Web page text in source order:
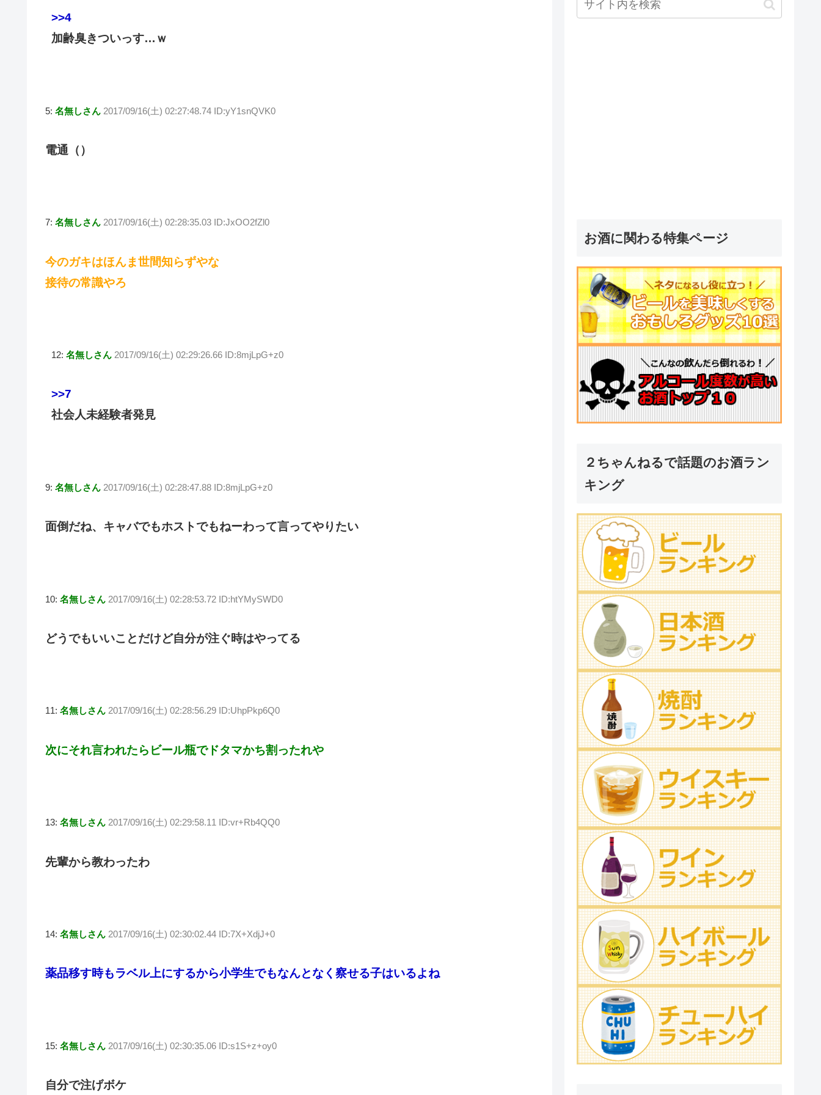
>>4
加齢臭きついっす…ｗ
5: 名無しさん 2017/09/16(土) 02:27:48.74 ID:yY1snQVK0
電通（）
7: 名無しさん 2017/09/16(土) 02:28:35.03 ID:JxOO2fZl0
今のガキはほんま世間知らずやな
接待の常識やろ
12: 名無しさん 2017/09/16(土) 02:29:26.66 ID:8mjLpG+z0
>>7
社会人未経験者発見
9: 名無しさん 2017/09/16(土) 02:28:47.88 ID:8mjLpG+z0
面倒だね、キャバでもホストでもねーわって言ってやりたい
10: 名無しさん 2017/09/16(土) 02:28:53.72 ID:htYMySWD0
どうでもいいことだけど自分が注ぐ時はやってる
11: 名無しさん 2017/09/16(土) 02:28:56.29 ID:UhpPkp6Q0
次にそれ言われたらビール瓶でドタマかち割ったれや
13: 名無しさん 2017/09/16(土) 02:29:58.11 ID:vr+Rb4QQ0
先輩から教わったわ
14: 名無しさん 2017/09/16(土) 02:30:02.44 ID:7X+XdjJ+0
薬品移す時もラベル上にするから小学生でもなんとなく察せる子はいるよね
15: 名無しさん 2017/09/16(土) 02:30:35.06 ID:s1S+z+oy0
自分で注げボケ
お酒に関わる特集ページ
２ちゃんねるで話題のお酒ラン
キング